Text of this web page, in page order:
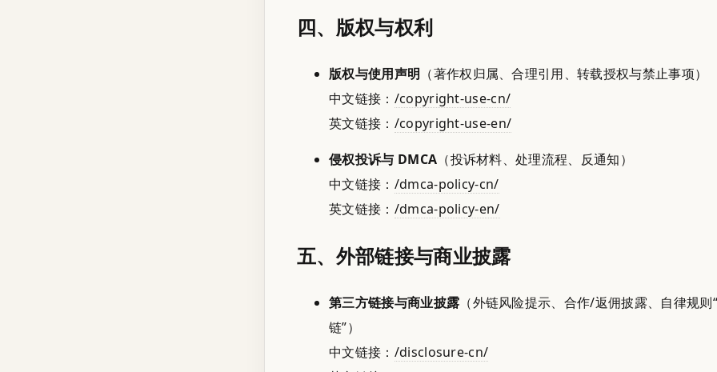
四、版权与权利
版权与使用声明 （著作权归属、合理引用、转载授权与禁止事项）
中文链接： /copyright-use-cn/
英文链接： /copyright-use-en/
侵权投诉与 DMCA （投诉材料、处理流程、反通知）
中文链接： /dmca-policy-cn/
英文链接： /dmca-policy-en/
五、外部链接与商业披露
第三方链接与商业披露 （外链风险提示、合作/返佣披露、自律规则
链”）
中文链接： /disclosure-cn/